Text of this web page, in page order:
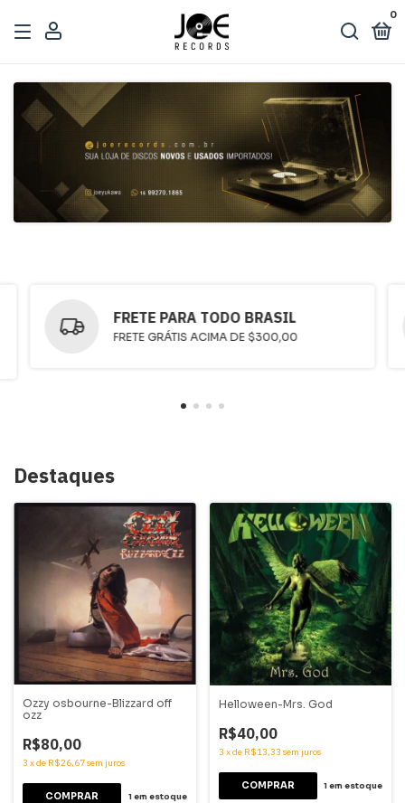
0
FRETE PARA TODO BRASIL
FRETE GRÁTIS ACIMA DE $300,00
Destaques
Ozzy osbourne-Blizzard off
ozz
R$80,00
3 xde R$26,67sem juros
1em estoque
Helloween-Mrs. God
R$40,00
3 xde R$13,33 sem juros
1em estoque